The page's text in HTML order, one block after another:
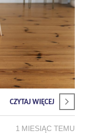
CZYTAJ WIĘCEJ
1 MIESIĄC TEMU